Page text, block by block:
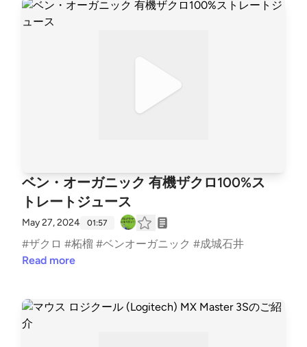
ベン・オーガニック 有機ザクロ100%ス
トレートジュース
May 27, 2024 01:57
#ザクロ #柘榴 #ベンオーガニック #成城石井
Read more